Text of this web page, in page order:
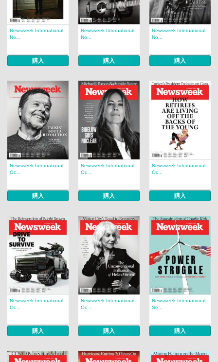
Newsweek International
No...
購入
Newsweek International
No...
購入
Newsweek International
No...
購入
Newsweek International
Oc...
購入
Newsweek International
Oc...
購入
Newsweek International
Oc...
購入
Newsweek International
Oc...
購入
Newsweek International
Oc...
購入
Newsweek International
Se...
購入